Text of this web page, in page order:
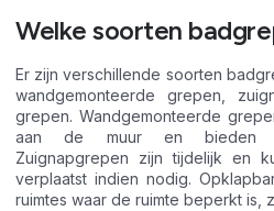
Welke soorten
Er zijn verschillende soorten
wandgemonteerde grepen,
grepen. Wandgemonteerde
aan de muur en bieden
Zuignapgrepen zijn tijdelijk en
verplaatst indien nodig.
ruimtes waar de ruimte beperkt is,